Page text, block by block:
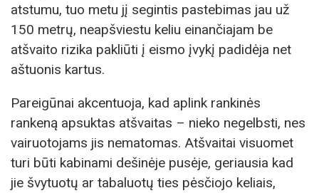
atstumu, tuo metu jį segintis pastebimas jau už
150 metrų, neapšviestu keliu einančiajam be
atšvaito rizika pakliūti į eismo įvykį padidėja net
aštuonis kartus.
Pareigūnai akcentuoja, kad aplink rankinės
rankeną apsuktas atšvaitas – nieko negelbsti, nes
vairuotojams jis nematomas. Atšvaitai visuomet
turi būti kabinami dešinėje pusėje, geriausia kad
jie švytuotų ar tabaluotų ties pėsčiojo keliais,